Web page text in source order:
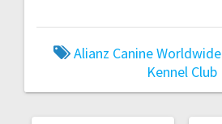
Alianz Canine Worldwide
Kennel Club